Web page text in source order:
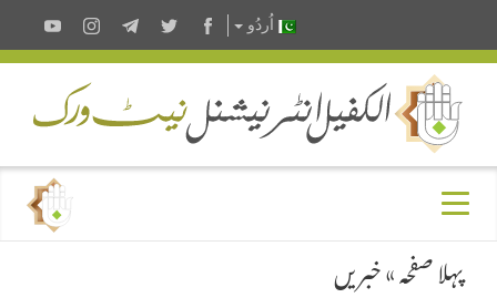
اُردُو
پہلا صفحہ»خبریں